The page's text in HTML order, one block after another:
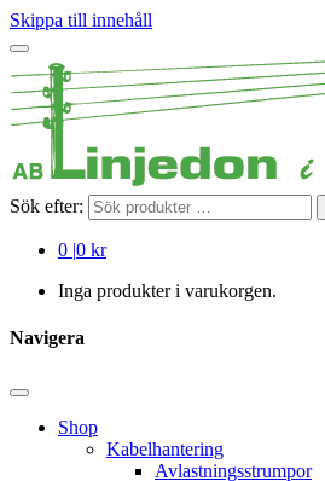
Skippa till innehåll
Sök efter:
0 |0 kr
Inga produkter i varukorgen.
Navigera
Shop
Kabelhantering
Avlastningsstrumpor